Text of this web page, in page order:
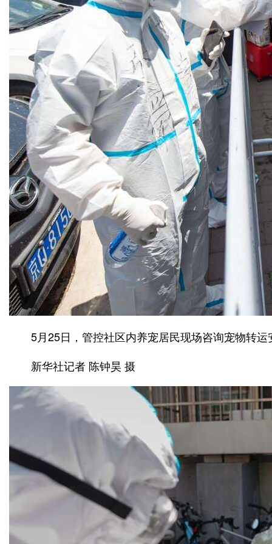
5月25日，管控社区内养宠居民现场咨询宠物转运
新华社记者 陈钟昊 摄